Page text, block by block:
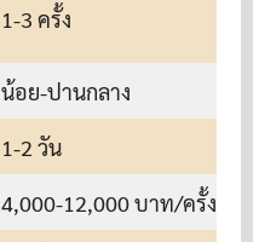
1-3 ครั้ง
น้อย-ปานกลาง
1-2 วัน
4,000-12,000 บาท/ครั้ง